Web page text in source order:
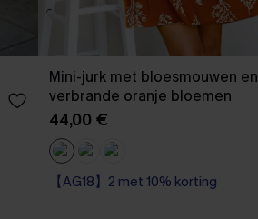
Mini-jurk met bloesmouwen en
verbrande oranje bloemen
44,00 €
【AG18】2 met 10% korting